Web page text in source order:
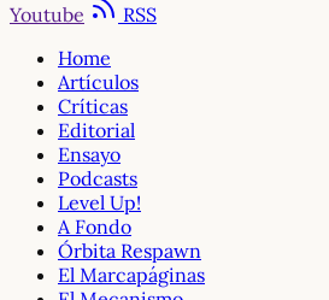
Youtube
RSS
Home
Artículos
Críticas
Editorial
Ensayo
Podcasts
Level Up!
A Fondo
Órbita Respawn
El Marcapáginas